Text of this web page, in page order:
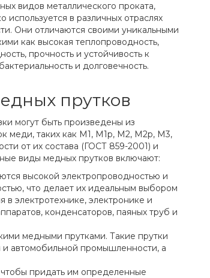
видов металлического проката,
используется в различных отраслях
Они отличаются своими уникальными
как высокая теплопроводность,
прочность и устойчивость к
и долговечность.
прутков
могут быть произведены из
меди, таких как М1, М1p, М2, М2p, М3,
от их состава (ГОСТ 859-2001) и
виды медных прутков включают:
высокой электропроводностью и
что делает их идеальным выбором
в электротехнике, электронике и
конденсаторов, паяных труб и
медными прутками. Такие прутки
и автомобильной промышленности, а
придать им определенные